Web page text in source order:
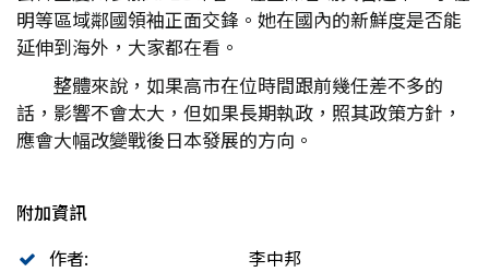
明等區域鄰國領袖正面交鋒。她在國內的新鮮度是否能
延伸到海外，大家都在看。
整體來說，如果高市在位時間跟前幾任差不多的
話，影響不會太大，但如果長期執政，照其政策方針，
應會大幅改變戰後日本發展的方向。
附加資訊
作者:
李中邦